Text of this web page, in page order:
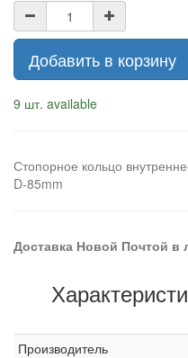
Добавить в корзину
9 шт. available
Стопорное кольцо
D-85mm
Доставка Новой Почтой в
Производитель